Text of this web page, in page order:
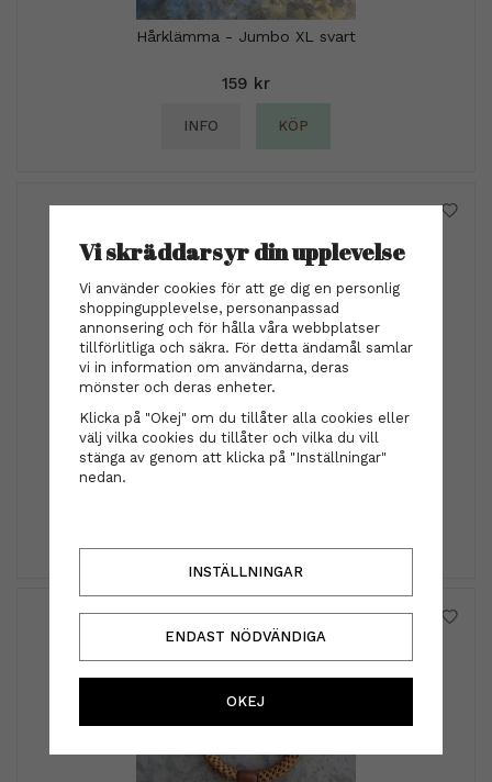
Hårklämma - Jumbo XL svart
159 kr
INFO KÖP
Hårsnodden - Dusty ivory
Vi skräddarsyr din upplevelse
Vi använder cookies för att ge dig en personlig
shoppingupplevelse, personanpassad
annonsering och för hålla våra webbplatser
tillförlitliga och säkra. För detta ändamål samlar
vi in information om användarna, deras
mönster och deras enheter.
Klicka på "Okej" om du tillåter alla cookies eller
välj vilka cookies du tillåter och vilka du vill
stänga av genom att klicka på "Inställningar"
nedan.
INSTÄLLNINGAR
ENDAST NÖDVÄNDIGA
OKEJ